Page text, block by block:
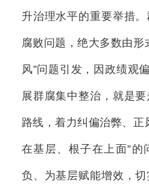
升治理水平的重要举措
腐败问题，绝大多数由形
风”问题引发，因政绩观
展群腐集中整治，就是
路线，着力纠偏治弊、正
在基层、根子在上面”的
负、为基层赋能增效，